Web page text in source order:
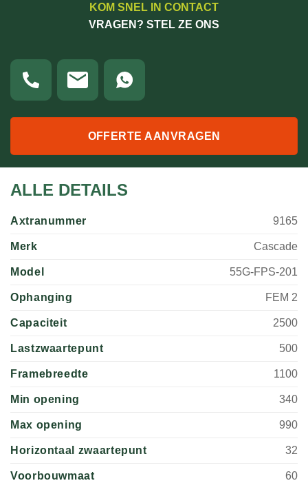
KOM SNEL IN CONTACT
VRAGEN? STEL ZE ONS
OFFERTE AANVRAGEN
ALLE DETAILS
Axtranummer 9165
Merk Cascade
Model 55G-FPS-201
Ophanging FEM 2
Capaciteit 2500
Lastzwaartepunt 500
Framebreedte 1100
Min opening 340
Max opening 990
Horizontaal zwaartepunt 32
Voorbouwmaat 60